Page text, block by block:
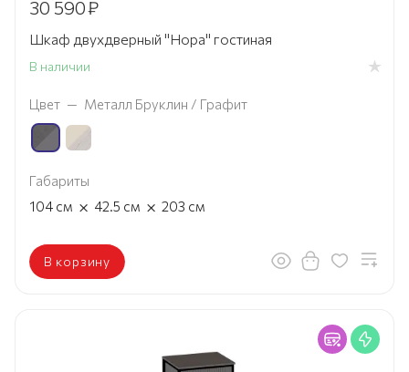
30 590₽
Шкаф двухдверный "Нора" гостиная
В наличии
Цвет — Металл Бруклин / Графит
Габариты
104 см × 42.5 см × 203 см
В корзину